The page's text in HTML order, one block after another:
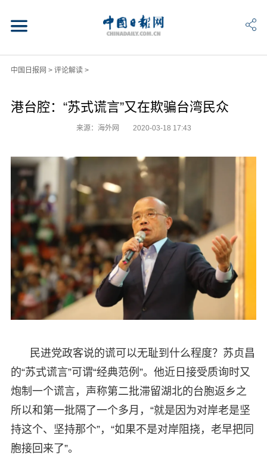
中国日报网 > 评论解读>
港台腔：“苏式谎言”又在欺骗台湾民众
来源：海外网 2020-03-18 17:43
民进党政客说的谎可以无耻到什么程度？苏贞昌
的“苏式谎言”可谓“经典范例”。他近日接受质询时又
炮制一个谎言，声称第二批滞留湖北的台胞返乡之
所以和第一批隔了一个多月，“就是因为对岸老是坚
持这个、坚持那个”，“如果不是对岸阻挠，老早把同
胞接回来了”。